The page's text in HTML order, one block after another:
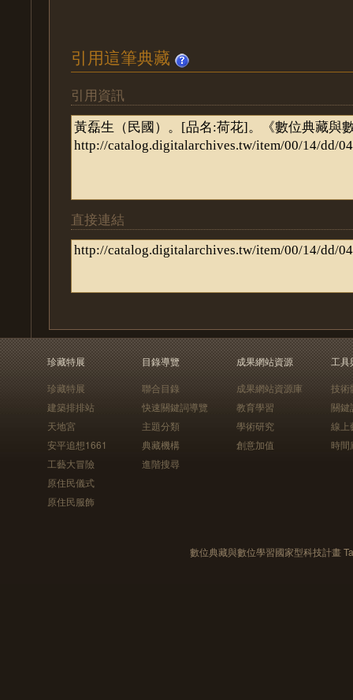
引用這筆典藏
引用資訊
直接連結
珍藏特展
珍藏特展
建築排排站
天地宮
安平追想1661
工藝大冒險
原住民儀式
原住民服飾
目錄導覽
聯合目錄
快速關鍵詞導覽
主題分類
典藏機構
進階搜尋
成果網站資源
成果網站資源庫
教育學習
學術研究
創意加值
工具
技術
關鍵
線上
時間
數位典藏與數位學習國家型科技計畫